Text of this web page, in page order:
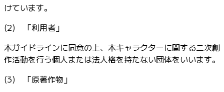
けています。
(2) 「利用者」
本ガイドラインに同意の上、本キャラクターに関する二次創
作活動を行う個人または法人格を持たない団体をいいます。
(3) 「原著作物」